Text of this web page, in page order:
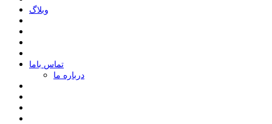
وبلاگ
ﺗﻤﺎﺱ ﺑﺎﻣﺎ
درباره ما